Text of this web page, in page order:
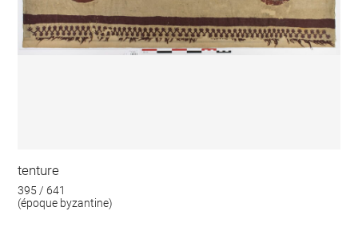
tenture
395 / 641
(époque byzantine)